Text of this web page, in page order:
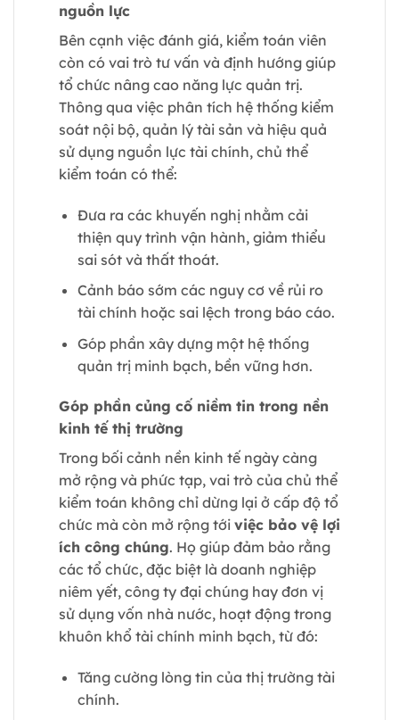
nguồn lực
Bên cạnh việc đánh giá, kiểm toán viên
còn có vai trò tư vấn và định hướng giúp
tổ chức nâng cao năng lực quản trị.
Thông qua việc phân tích hệ thống kiểm
soát nội bộ, quản lý tài sản và hiệu quả
sử dụng nguồn lực tài chính, chủ thể
kiểm toán có thể:
Đưa ra các khuyến nghị nhằm cải
thiện quy trình vận hành, giảm thiểu
sai sót và thất thoát.
Cảnh báo sớm các nguy cơ về rủi ro
tài chính hoặc sai lệch trong báo cáo.
Góp phần xây dựng một hệ thống
quản trị minh bạch, bền vững hơn.
Góp phần củng cố niềm tin trong nền
kinh tế thị trường
Trong bối cảnh nền kinh tế ngày càng
mở rộng và phức tạp, vai trò của chủ thể
kiểm toán không chỉ dừng lại ở cấp độ tổ
chức mà còn mở rộng tới việc bảo vệ lợi
ích công chúng. Họ giúp đảm bảo rằng
các tổ chức, đặc biệt là doanh nghiệp
niêm yết, công ty đại chúng hay đơn vị
sử dụng vốn nhà nước, hoạt động trong
khuôn khổ tài chính minh bạch, từ đó:
Tăng cường lòng tin của thị trường tài
chính.